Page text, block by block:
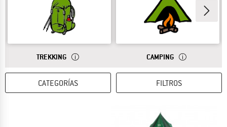
RESPUESTA
TREKKING LAS TIENDAS DE TREKKING TIENEN UNAS MEDIDAS
RESPUESTA
CAMPING LAS TIENDAS
CATEGORÍAS FILTROS